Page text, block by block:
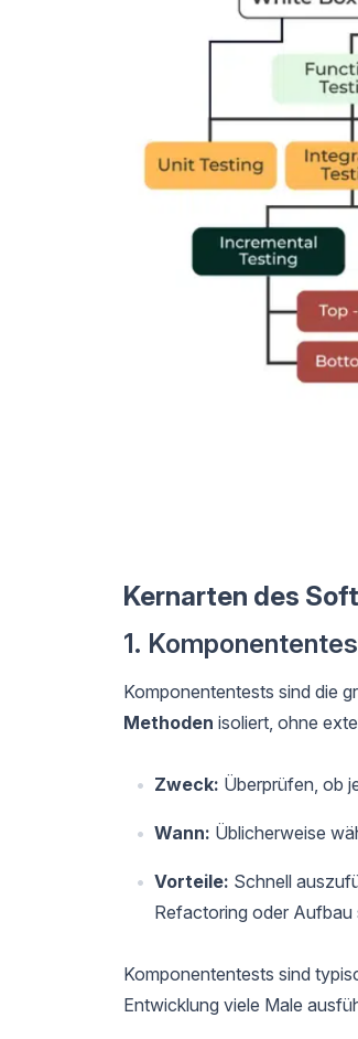
Kernarten des
1.
Komponententests sind die
Methoden isoliert, ohne
Zweck: Überprüfen, ob
Wann: Üblicherweise
Vorteile: Schnell
Refactoring oder Aufbau
Komponententests sind
Entwicklung viele Male